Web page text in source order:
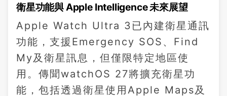
衛星功能與 Apple Intelligence 未來展望
Apple Watch Ultra 3已內建衛星通訊
功能，支援Emergency SOS、Find
My及衛星訊息，但僅限特定地區使
用。傳聞watchOS 27將擴充衛星功
能，包括透過衛星使用Apple Maps及